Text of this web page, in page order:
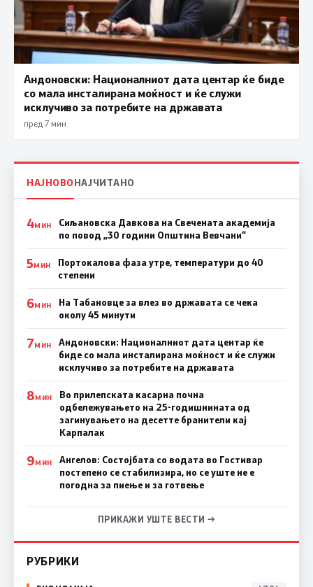
Андоновски: Националниот дата центар ќе биде
со мала инсталирана моќност и ќе служи
исклучиво за потребите на државата
пред 7 мин.
НАЈНОВОНАЈЧИТАНО
4МИН
Сиљановска Давкова на Свечената академија
по повод „30 години Општина Вевчани“
5МИН
Портокалова фаза утре, температури до 40
степени
6МИН
На Табановце за влез во државата се чека
околу 45 минути
7МИН
Андоновски: Националниот дата центар ќе
биде со мала инсталирана моќност и ќе служи
исклучиво за потребите на државата
8МИН
Во прилепската касарна почна
одбележувањето на 25-годишнината од
загинувањето на десетте бранители кај
Карпалак
9МИН
Ангелов: Состојбата со водата во Гостивар
постепено се стабилизира, но се уште не е
погодна за пиење и за готвење
ПРИКАЖИ УШТЕ ВЕСТИ →
РУБРИКИ